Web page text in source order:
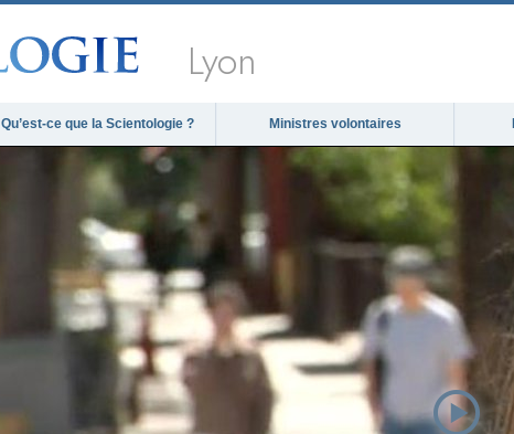
Lyon
Qu’est-ce que la Scientologie ? Ministres volontaires